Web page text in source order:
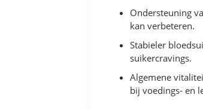
Ondersteuning
kan verbeteren.
Stabieler
suikercravings.
Algemene
bij voedings- en